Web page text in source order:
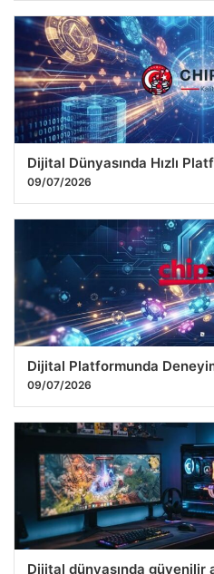
Dijital Dünyasında Hızlı
09/07/2026
Dijital Platformunda
09/07/2026
Dijital dünyasında güvenilir